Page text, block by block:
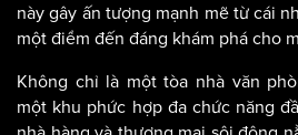
này gây ấn tượng mạnh mẽ từ cái
một điểm đến đáng khám phá cho
Không chỉ là một tòa nhà văn
một khu phức hợp đa chức năng